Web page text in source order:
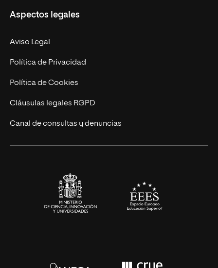
Empresa
MBA
Marketing y Comunicación
Ingeniería
Diseño
Ciencias de la Salud
Nuestro Equipo
Contacto
Aspectos legales
Aviso Legal
Política de Privacidad
Política de Cookies
Cláusulas legales RGPD
Canal de consultas y denuncias